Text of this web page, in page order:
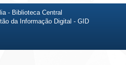
- Biblioteca Central
da Informação Digital - GID